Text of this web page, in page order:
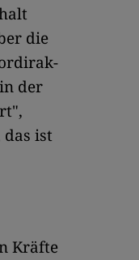
die
der
das ist
Kräfte